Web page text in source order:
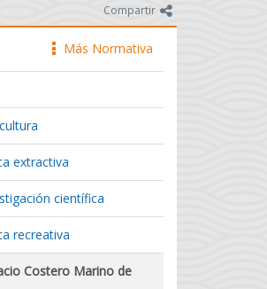
Compartir icono
icono
Más Normativa
extractiva
científica
recreativa
Costero Marino de